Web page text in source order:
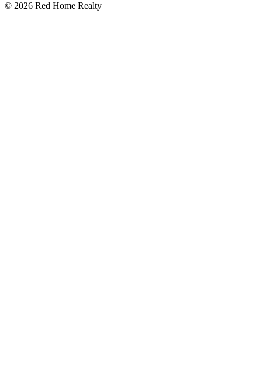
© 2026 Red Home Realty